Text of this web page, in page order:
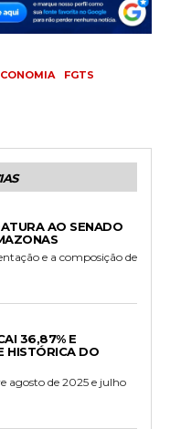
FGTS
AO SENADO
e a composição de
36,87% E
HISTÓRICA DO
agosto de 2025 e julho